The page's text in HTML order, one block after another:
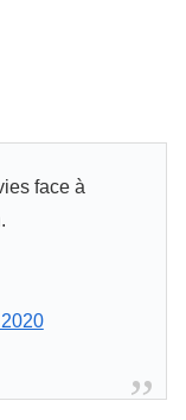
face à